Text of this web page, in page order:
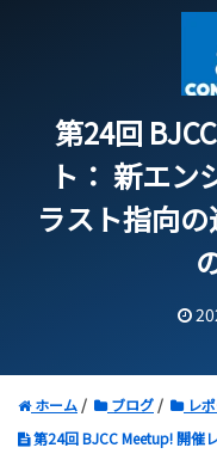
第24回
ト： 新エン
ラスト指向の
ホーム ブログ
レ
第24回 BJCC Meetup! 開催